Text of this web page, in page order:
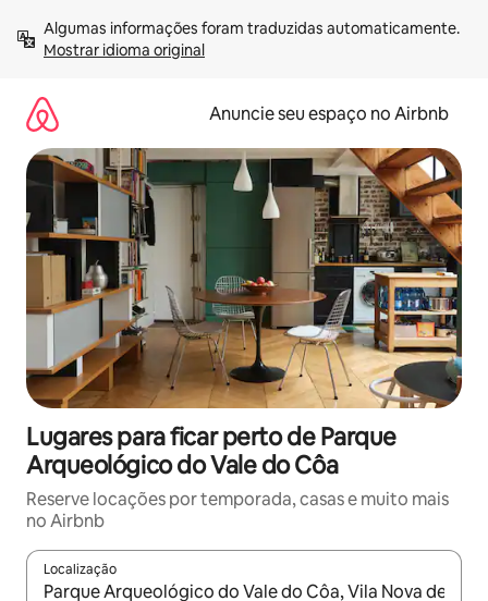
para
Mostrar idioma original
Anuncie seu espaço no Airbnb
Lugares para ficar perto de Parque
Arqueológico do Vale do Côa
Reserve locações por temporada, casas e muito mais
no Airbnb
Localização
Quando os resultados estiverem disponíveis, explore-os